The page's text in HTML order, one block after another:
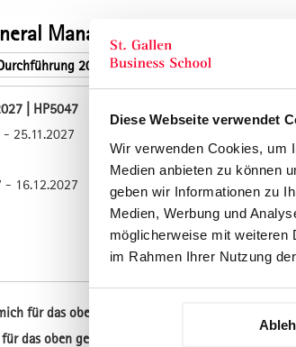
Diese Webseite verwendet
Wir verwenden Cookies, um
Medien anbieten zu können
geben wir Informationen zu
Medien, Werbung und
möglicherweise mit weiteren
im Rahmen Ihrer Nutzung
Management für den
| HP5047
- 25.11.2027
- 16.12.2027
für das oben genannte Programm und bitte um
das oben genannte Programm anmelden.